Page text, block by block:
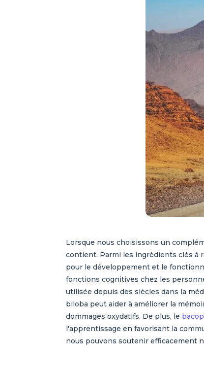
Lorsque nous choisissons un
contient. Parmi les ingrédients clés
pour le développement et le
fonctions cognitives chez les
utilisée depuis des siècles dans la
biloba peut aider à améliorer la
dommages oxydatifs. De plus, le
l'apprentissage en favorisant la
nous pouvons soutenir efficacement